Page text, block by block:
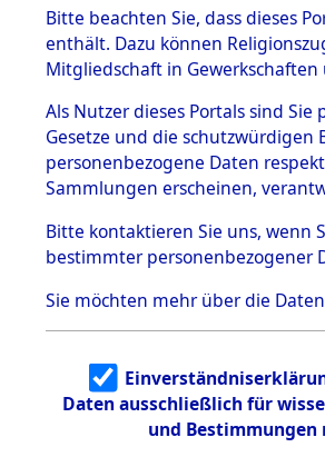
BESTÄNDE
1.
mente
5. Verschiedenes
5.3
Todesmärsche
5.3.1 Alliierte
Erhebungen
zu
Todesmärsch
en
5.3.2
Identifizierun
g
5.3.3
Todesmärsch
Bitte beachten Sie, dass dieses
enthält. Dazu können
Mitgliedschaft in
Als Nutzer dieses Portals sind
Gesetze und die
personenbezogene Daten
Sammlungen erscheinen,
Bitte kontaktieren Sie uns, wenn
bestimmter personenbezogener
Sie möchten mehr über die
Daten ausschließlich für
und Bestimmungen